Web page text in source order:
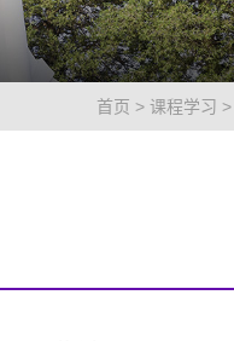
首页 > 课程学习 >